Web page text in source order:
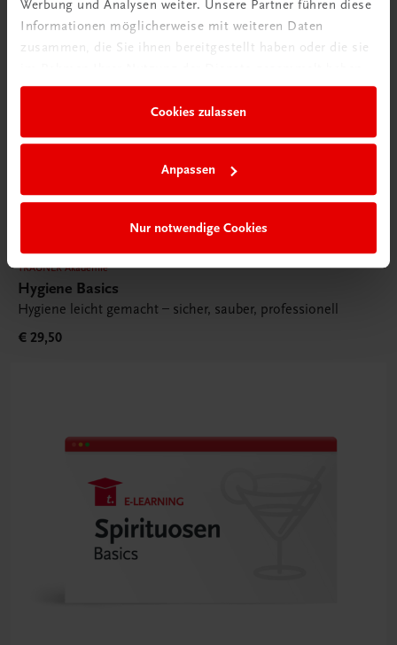
Werbung und Analysen weiter. Unsere Partner führen diese
Informationen möglicherweise mit weiteren Daten
zusammen, die Sie ihnen bereitgestellt haben oder die sie
Cookies zulassen
Anpassen
Nur notwendige Cookies
TRAUNER Akademie
Hygiene Basics
Hygiene leicht gemacht – sicher, sauber, professionell
€ 29,50